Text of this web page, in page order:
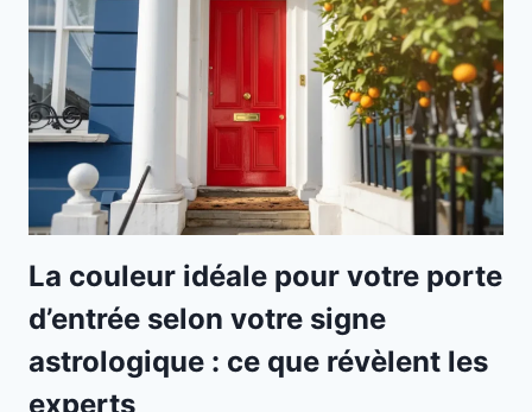
La couleur idéale pour votre porte
d’entrée selon votre signe
astrologique : ce que révèlent les
experts